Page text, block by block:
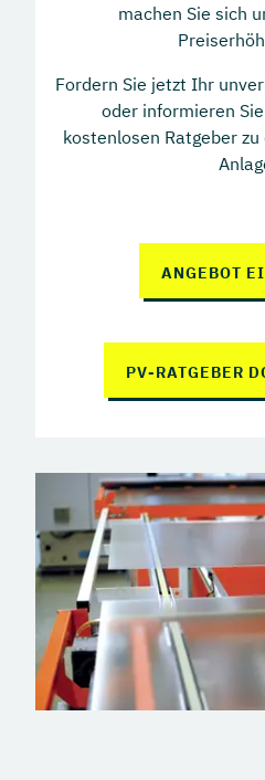
machen Sie sich
Fordern Sie jetzt Ihr
oder informieren
kostenlosen Ratgeber
ANGEBOT
PV-RATGEBER